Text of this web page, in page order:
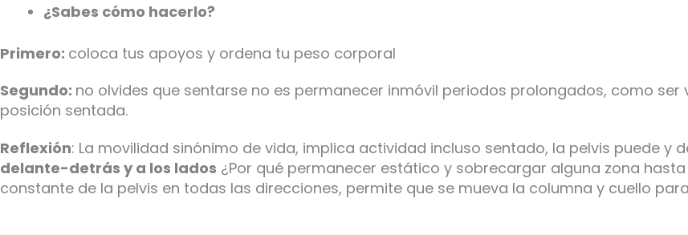
¿Sabes cómo hacerlo?
Primero: coloca tus apoyos y ordena tu peso corporal
Segundo: no olvides que sentarse no es permanecer inmóvil periodos prolongados, como
posición sentada.
Reflexión: La movilidad sinónimo de vida, implica actividad incluso sentado, la pelvis puede y
delante-detrás y a los lados ¿Por qué permanecer estático y sobrecargar alguna zona
constante de la pelvis en todas las direcciones, permite que se mueva la columna y cuello